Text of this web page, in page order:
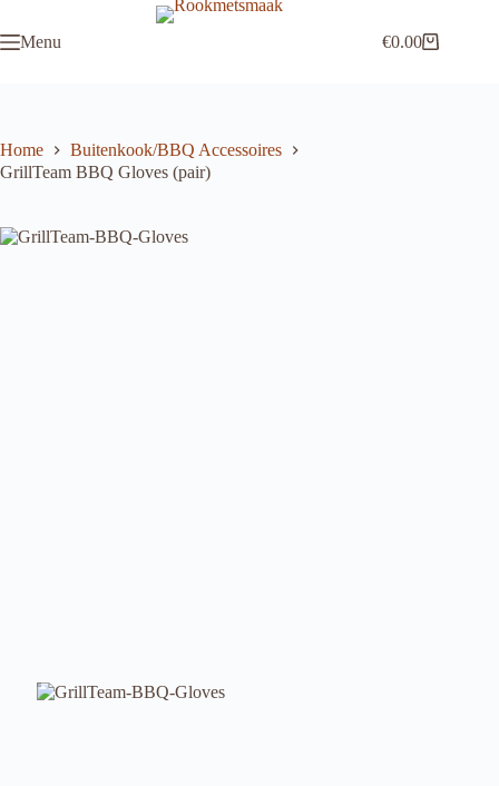
de Menu Winkelwagen
€0.00
Home
Buitenkook/BBQ Accessoires
GrillTeam BBQ Gloves (pair)